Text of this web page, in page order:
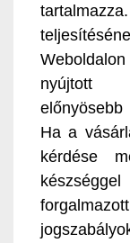
nyújtott
Ha a
kérdése